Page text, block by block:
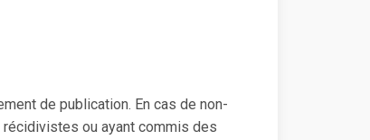
de publication. En cas de non-
ou ayant commis des